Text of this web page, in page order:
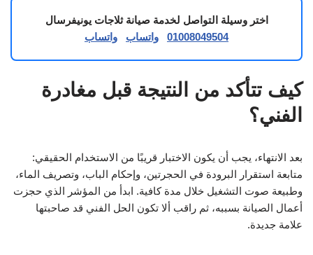
اختر وسيلة التواصل لخدمة صيانة ثلاجات يونيفرسال
01008049504
واتساب واتساب
كيف تتأكد من النتيجة قبل مغادرة
الفني؟
بعد الانتهاء، يجب أن يكون الاختبار قريبًا من الاستخدام الحقيقي:
متابعة استقرار البرودة في الحجرتين، وإحكام الباب، وتصريف الماء،
وطبيعة صوت التشغيل خلال مدة كافية. ابدأ من المؤشر الذي حجزت
أعمال الصيانة بسببه، ثم راقب ألا تكون الحل الفني قد صاحبتها
علامة جديدة.